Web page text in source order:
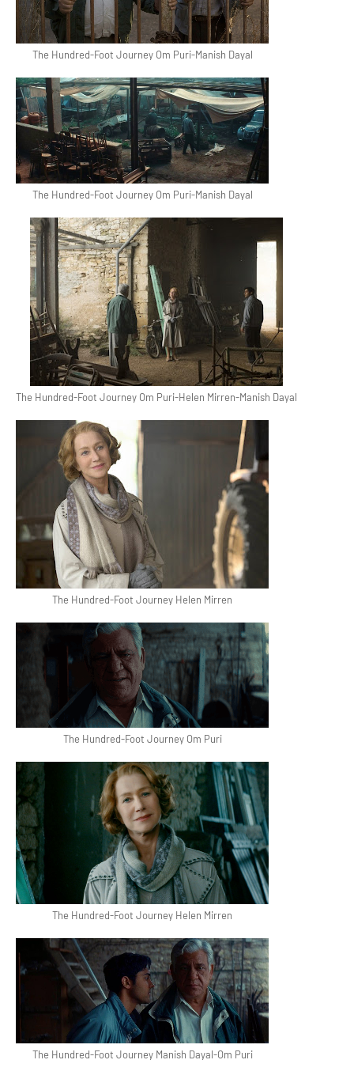
The Hundred-Foot Journey Om Puri-Manish Dayal
The Hundred-Foot Journey Om Puri-Manish Dayal
The Hundred-Foot Journey Om Puri-Helen Mirren-Manish Dayal
The Hundred-Foot Journey Helen Mirren
The Hundred-Foot Journey Om Puri
The Hundred-Foot Journey Helen Mirren
The Hundred-Foot Journey Manish Dayal-Om Puri